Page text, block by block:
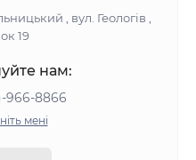
, вул. Геологів ,
19
нам:
966-8866
мені